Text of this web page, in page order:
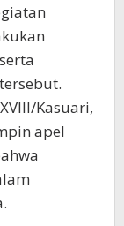
Kasuari,
apel